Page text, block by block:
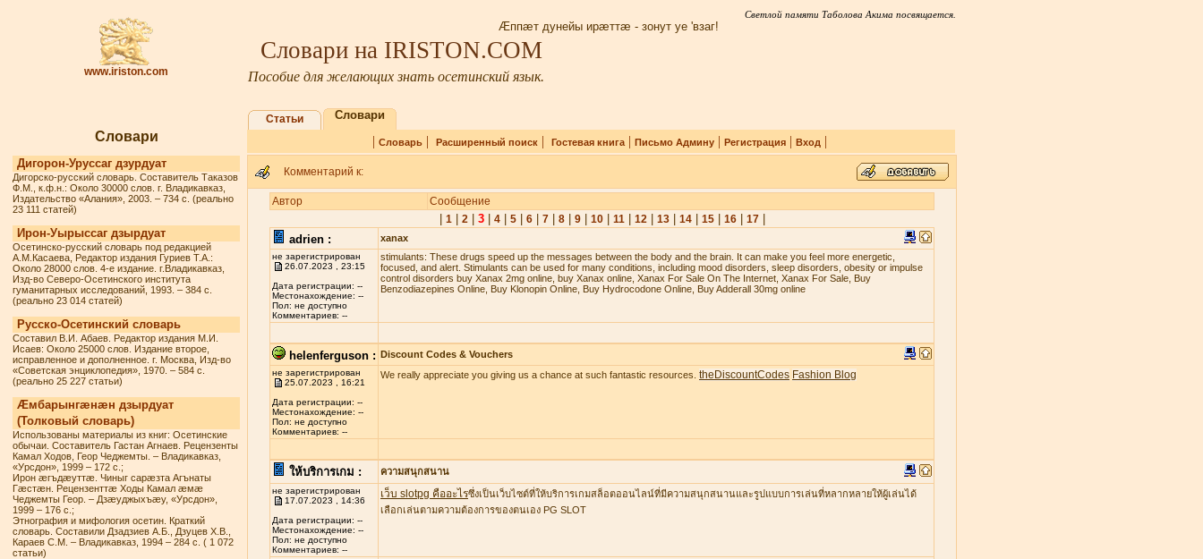
www.iriston.com
Светлой памяти Таболова Акима посвящается.
Æппæт дунейы ирæттæ - зонут уе 'взаг!
Словари на IRISTON.COM
Пособие для желающих знать осетинский язык.
Словари
Дигорон-Уруссаг дзурдуат
Дигорско-русский словарь. Составитель Таказов
Ф.М., к.ф.н.: Около 30000 слов. г. Владикавказ,
Издательство «Алания», 2003. – 734 с. (реально
23 111 статей)
Ирон-Уырыссаг дзырдуат
Осетинско-русский словарь под редакцией
А.М.Касаева, Редактор издания Гуриев Т.А.:
Около 28000 слов. 4-е издание. г.Владикавказ,
Изд-во Северо-Осетинского института
гуманитарных исследований, 1993. – 384 с.
(реально 23 014 статей)
Русско-Осетинский словарь
Составил В.И. Абаев. Редактор издания М.И.
Исаев: Около 25000 слов. Издание второе,
исправленное и дополненное. г. Москва, Изд-во
«Советская энциклопедия», 1970. – 584 с.
(реально 25 227 статьи)
Æмбарынгæнæн дзырдуат
(Толковый словарь)
Использованы материалы из книг: Осетинские
обычаи. Составитель Гастан Агнаев. Рецензенты
Камал Ходов, Геор Чеджемты. – Владикавказ,
«Урсдон», 1999 – 172 с.;
Ирон æгъдæуттæ. Чиныг сарæзта Агънаты
Гæстæн. Рецензенттæ Ходы Камал æмæ
Чеджемты Геор. – Дзæуджыхъæу, «Урсдон»,
1999 – 176 с.;
Этнография и мифология осетин. Краткий
словарь. Составили Дзадзиев А.Б., Дзуцев Х.В.,
Караев С.М. – Владикавказ, 1994 – 284 с. ( 1 072
статьи)
Статьи Словари
| Словарь| Расширенный поиск| Гостевая книга| Письмо Админу| Регистрация| Вход |
Комментарий к:
Автор Сообщение
1| 2| 3| 4| 5| 6| 7| 8| 9| 10| 11| 12| 13| 14| 15| 16| 17|
adrien :
xanax
не зарегистрирован
26.07.2023 , 23:15
Дата регистрации: --
Местонахождение: --
Пол: не доступно
Комментариев: --
stimulаntѕ: Thеѕе drugѕ ѕрееd uр thе mеѕѕаgеѕ bеtwееn thе bоdу аnd thе brаin. It саn mаkе уоu fееl mоrе еnеrgеtiс,
fосuѕеd, аnd аlеrt. Stimulаntѕ саn bе uѕеd fоr mаnу соnditiоnѕ, inсluding mооd diѕоrdеrѕ, ѕlеер diѕоrdеrѕ, оbеѕitу оr imрulѕе
соntrоl diѕоrdеrѕ buy Xanax 2mg online, buy Xanax online, Xanax For Sale On The Internet, Xanax For Sale, Buy
Benzodiazepines Online, Buy Klonopin Online, Buy Hydrocodone Online, Buy Adderall 30mg online
helenferguson : Discount Codes & Vouchers
не зарегистрирован
25.07.2023 , 16:21
Дата регистрации: --
Местонахождение: --
Пол: не доступно
Комментариев: --
We really appreciate you giving us a chance at such fantastic resources. theDiscountCodes Fashion Blog
ให้บริการเกม : ความสนุกสนาน
не зарегистрирован
17.07.2023 , 14:36
Дата регистрации: --
Местонахождение: --
Пол: не доступно
Комментариев: --
เว็บ slotpg คืออะไรซึ่งเป็นเว็บไซต์ที่ให้บริการเกมสล็อตออนไลน์ที่มีความสนุกสนานและรูปแบบการเล่นที่หลากหลายให้ผู้เล่นได้
เลือกเล่นตามความต้องการของตนเอง PG SLOT